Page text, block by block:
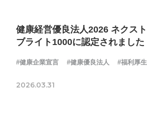
健康経営優良法人2026 ネクスト
ブライト1000に認定されました
#健康企業宣言 #健康優良法人 #福利厚生
2026.03.31